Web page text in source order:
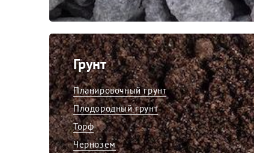
Грунт
Планировочный грунт
Плодородный грунт
Торф
Чернозем